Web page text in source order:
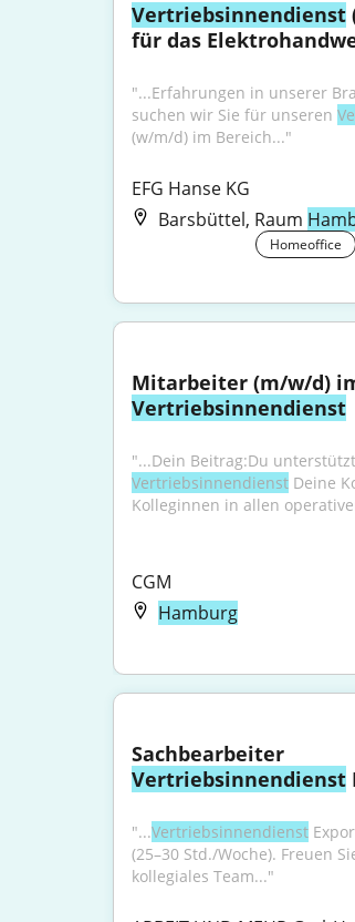
Vertriebsinnendienst
für das
"...Erfahrungen in unserer
suchen wir Sie für unseren
(w/m/d) im Bereich..."
EFG Hanse KG
Barsbüttel, Raum
Homeoffice
Vertriebsinnendienst
Vertriebsinnendienst Deine
Kolleginnen in allen
CGM
Hamburg
Vertriebsinnendienst
"...Vertriebsinnendienst
(25–30 Std./Woche). Freuen
kollegiales Team..."